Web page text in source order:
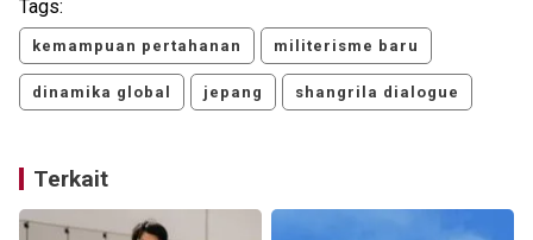
Tags:
kemampuan pertahanan militerisme baru
dinamika global jepang shangrila dialogue
Terkait